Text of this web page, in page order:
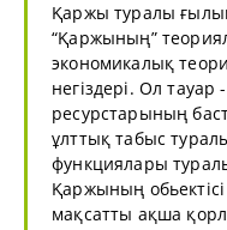
Қаржы туралы
“Қаржының”
экономикалық
негіздері. Ол
ресурстарының
ұлттық табыс
функциялары
Қаржының
мақсатты ақша